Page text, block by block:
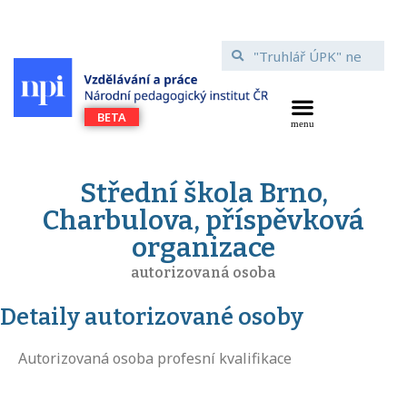
Střední škola Brno,
Charbulova, příspěvková
organizace
autorizovaná osoba
Detaily autorizované osoby
Autorizovaná osoba profesní kvalifikace